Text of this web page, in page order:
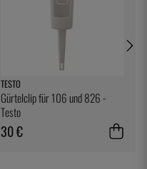
TESTO
Gürtelclip für 106 und 826 -
Testo
30 €